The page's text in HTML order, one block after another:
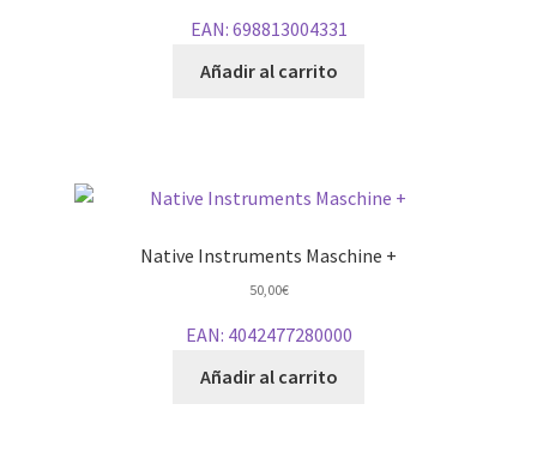
EAN: 698813004331
Añadir al carrito
Native Instruments Maschine +
50,00€
EAN: 4042477280000
Añadir al carrito